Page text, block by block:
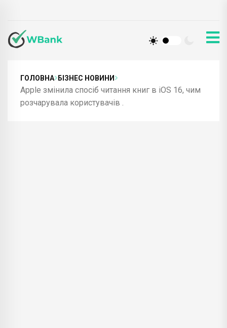
ГОЛОВНА БІЗНЕС НОВИНИ
Apple змінила спосіб читання книг в iOS 16, чим
розчарувала користувачів .